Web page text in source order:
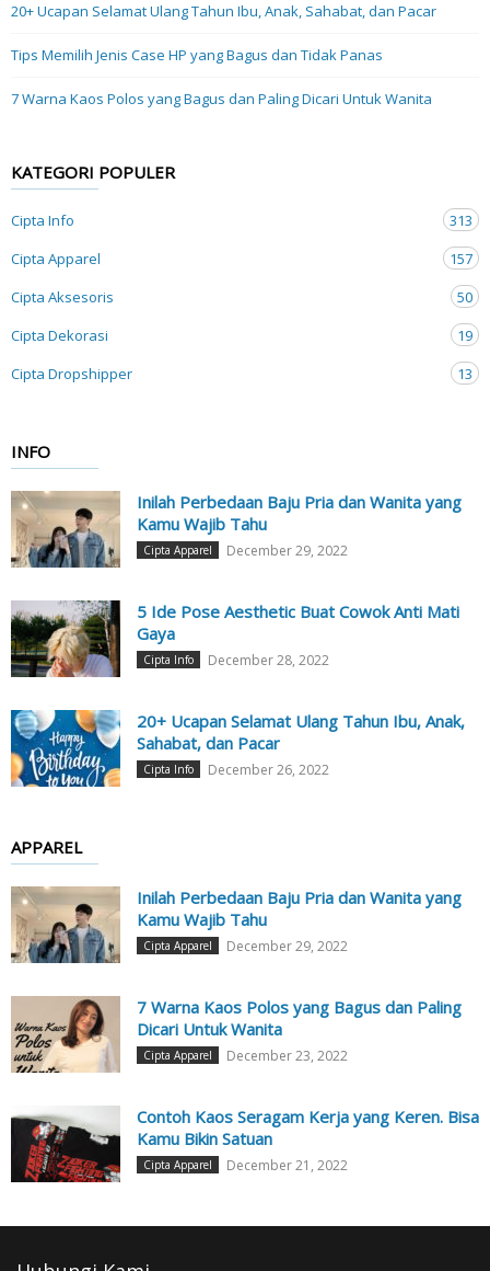
20+ Ucapan Selamat Ulang Tahun Ibu, Anak, Sahabat, dan Pacar
Tips Memilih Jenis Case HP yang Bagus dan Tidak Panas
7 Warna Kaos Polos yang Bagus dan Paling Dicari Untuk Wanita
KATEGORI POPULER
Cipta Info
313
Cipta Apparel
157
Cipta Aksesoris
50
Cipta Dekorasi
19
Cipta Dropshipper
13
INFO
Inilah Perbedaan Baju Pria dan Wanita yang
Kamu Wajib Tahu
Cipta Apparel December 29, 2022
5 Ide Pose Aesthetic Buat Cowok Anti Mati
Gaya
Cipta Info December 28, 2022
20+ Ucapan Selamat Ulang Tahun Ibu, Anak,
Sahabat, dan Pacar
Cipta Info December 26, 2022
APPAREL
Inilah Perbedaan Baju Pria dan Wanita yang
Kamu Wajib Tahu
Cipta Apparel December 29, 2022
7 Warna Kaos Polos yang Bagus dan Paling
Dicari Untuk Wanita
Cipta Apparel December 23, 2022
Contoh Kaos Seragam Kerja yang Keren. Bisa
Kamu Bikin Satuan
Cipta Apparel December 21, 2022